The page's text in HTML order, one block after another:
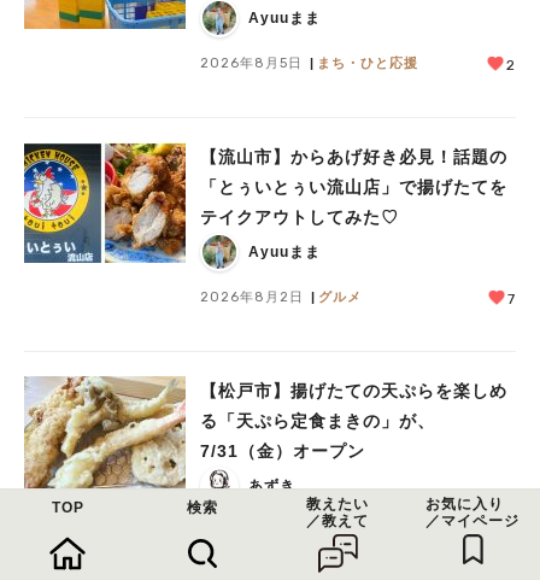
児童館」レポート
Ayuuまま
2026年8月5日 まち・ひと応援 2
【流山市】からあげ好き必見！話題の
「とぅいとぅい流山店」で揚げたてを
テイクアウトしてみた♡
Ayuuまま
2026年8月2日 グルメ 7
【松戸市】揚げたての天ぷらを楽しめ
る「天ぷら定食まきの」が、
7/31（金）オープン
あずき
2026年7月30日 グルメ 4
TOP 検索
教えたい
／教えて
お気に入り
／マイページ